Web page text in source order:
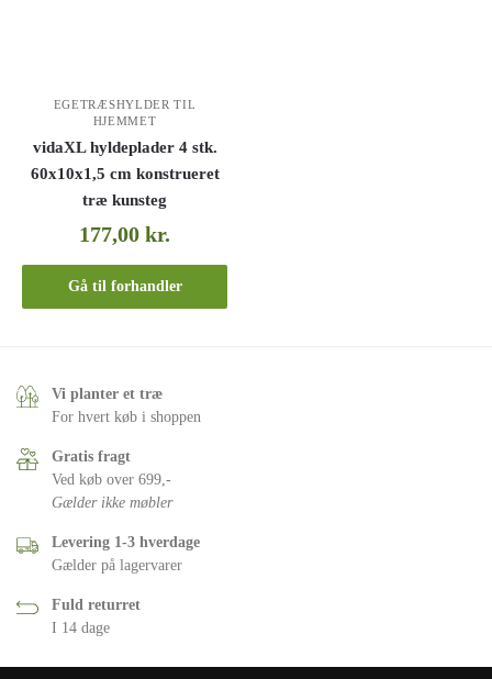
EGETRÆSHYLDER TIL
HJEMMET
vidaXL hyldeplader 4 stk.
60x10x1,5 cm konstrueret
træ kunsteg
177,00kr.
Gå til forhandler
Vi planter et træ
For hvert køb i shoppen
Gratis fragt
Ved køb over 699,-
Gælder ikke møbler
Levering 1-3 hverdage
Gælder på lagervarer
Fuld returret
I 14 dage